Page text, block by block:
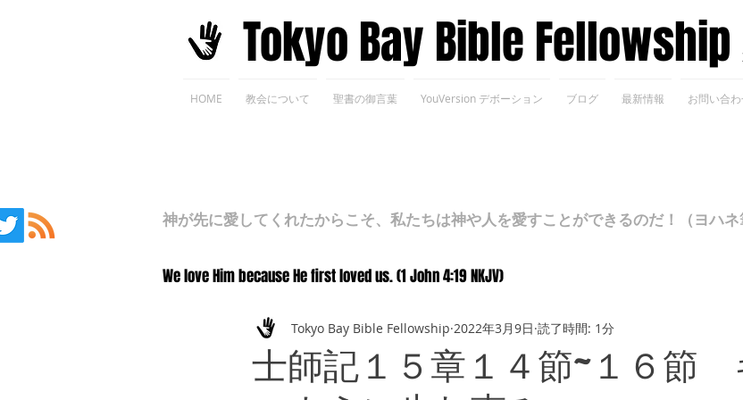
​Tokyo Bay Bible Fellowship
HOME 教会について 聖書の御言葉 YouVersion デボーション ブログ 最新情報 お問い合わ
神が先に愛してくれたからこそ、私たちは神や人を愛すことができるのだ！（ヨハネ
We love Him because He first loved us. (1 John 4:19 NKJV)
士師記１５章１４節~１６節
Tokyo Bay Bible Fellowship 2022年3月9日 読了時間: 1分